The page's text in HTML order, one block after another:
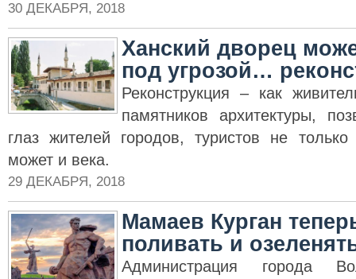
30 ДЕКАБРЯ, 2018
Ханский дворец
под угрозой…
Реконструкция – как
памятников архитектуры,
глаз жителей городов, туристов не
может и века.
29 ДЕКАБРЯ, 2018
Мамаев Курган
поливать и
Администрация города